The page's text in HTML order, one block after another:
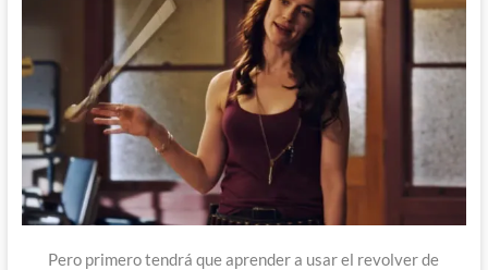
Pero primero tendrá que aprender a usar el revolver de